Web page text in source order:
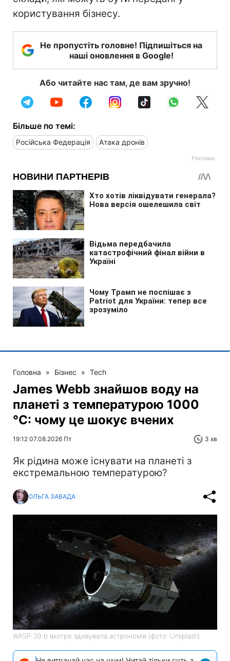
користування бізнесу.
Не пропустіть головне! Підпишіться на
наші оновлення в Google!
Або читайте нас там, де вам зручно!
Більше по темі:
Російська Федерація Атака дронів
Головна » Бізнес » Tech
James Webb знайшов воду на
планеті з температурою 1000
°C: чому це шокує вчених
19:12 07.08.2026 Пт 3 хв
Як рідина може існувати на планеті з
екстремальною температурою?
ОЛЬГА ЗАВАДА
WASP-39 b вкотре здивувала астрономів (фото: Unsplash)